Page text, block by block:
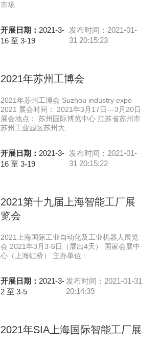
市场
开展日期： 2021-3-
16 至 3-19
发布时间：2021-01-
31 20:15:23
2021年苏州工博会
2021年苏州工博会 Suzhou industry expo
2021 展会时间： 2021年3月17日---3月20日
展会地点： 苏州国际博览中心 江苏省苏州市
苏州工业园区苏州大
开展日期： 2021-3-
16 至 3-19
发布时间：2021-01-
31 20:15:22
2021第十九届上海智能工厂展
览会
2021上海国际工业自动化及工业机器人展览
会 2021年3月3-6日（展出4天） 国家会展中
心（上海虹桥） 主办单位 :
开展日期： 2021-3-
2 至 3-5
发布时间：2021-01-31
20:14:39
2021年SIA上海国际智能工厂展